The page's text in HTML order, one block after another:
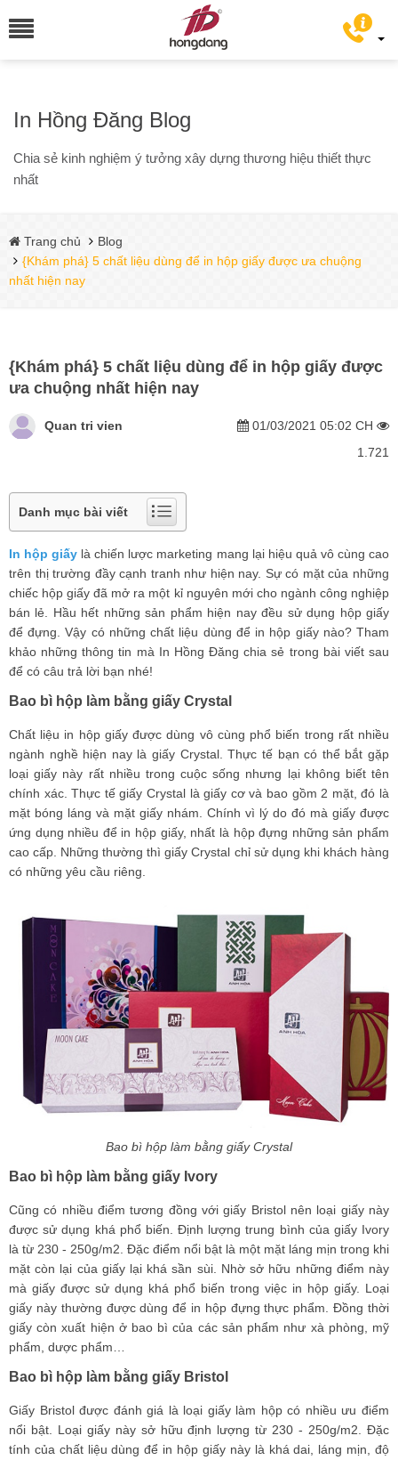
In Hồng Đăng Blog
Chia sẻ kinh nghiệm ý tưởng xây dựng thương hiệu thiết thực
nhất
Trang chủ
Blog
{Khám phá} 5 chất liệu dùng để in hộp giấy được ưa chuộng
nhất hiện nay
{Khám phá} 5 chất liệu dùng để in hộp giấy được
ưa chuộng nhất hiện nay
Quan tri vien
01/03/2021 05:02 CH
1.721
Danh mục bài viết
In hộp giấy là chiến lược marketing mang lại hiệu quả vô cùng cao
trên thị trường đầy cạnh tranh như hiện nay. Sự có mặt của những
chiếc hộp giấy đã mở ra một kỉ nguyên mới cho ngành công nghiệp
bán lẻ. Hầu hết những sản phẩm hiện nay đều sử dụng hộp giấy
để đựng. Vậy có những chất liệu dùng để in hộp giấy nào? Tham
khảo những thông tin mà In Hồng Đăng chia sẻ trong bài viết sau
để có câu trả lời bạn nhé!
Bao bì hộp làm bằng giấy Crystal
Chất liệu in hộp giấy được dùng vô cùng phổ biến trong rất nhiều
ngành nghề hiện nay là giấy Crystal. Thực tế bạn có thể bắt gặp
loại giấy này rất nhiều trong cuộc sống nhưng lại không biết tên
chính xác. Thực tế giấy Crystal là giấy cơ và bao gồm 2 mặt, đó là
mặt bóng láng và mặt giấy nhám. Chính vì lý do đó mà giấy được
ứng dụng nhiều để in hộp giấy, nhất là hộp đựng những sản phẩm
cao cấp. Những thường thì giấy Crystal chỉ sử dụng khi khách hàng
có những yêu cầu riêng.
Bao bì hộp làm bằng giấy Crystal
Bao bì hộp làm bằng giấy Ivory
Cũng có nhiều điểm tương đồng với giấy Bristol nên loại giấy này
được sử dụng khá phổ biến. Định lượng trung bình của giấy Ivory
là từ 230 - 250g/m2. Đặc điểm nổi bật là một mặt láng mịn trong khi
mặt còn lại của giấy lại khá sần sùi. Nhờ sở hữu những điểm này
mà giấy được sử dụng khá phổ biến trong việc in hộp giấy. Loại
giấy này thường được dùng để in hộp đựng thực phẩm. Đồng thời
giấy còn xuất hiện ở bao bì của các sản phẩm như xà phòng, mỹ
phẩm, dược phẩm…
Bao bì hộp làm bằng giấy Bristol
Giấy Bristol được đánh giá là loại giấy làm hộp có nhiều ưu điểm
nổi bật. Loại giấy này sở hữu định lượng từ 230 - 250g/m2. Đặc
tính của chất liệu dùng để in hộp giấy này là khá dai, láng mịn, độ